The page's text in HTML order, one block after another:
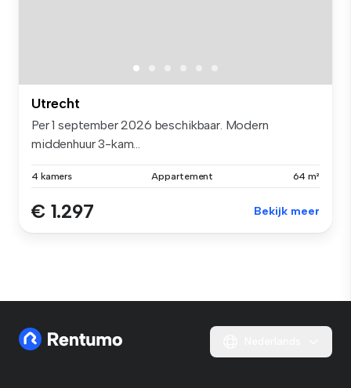
Utrecht
Per 1 september 2026 beschikbaar. Modern
middenhuur 3-kam...
4 kamers Appartement 64 m²
€ 1.297 Bekijk meer